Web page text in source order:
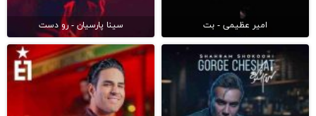
امیر عظیمی - بت سینا پارسیان - رو دست